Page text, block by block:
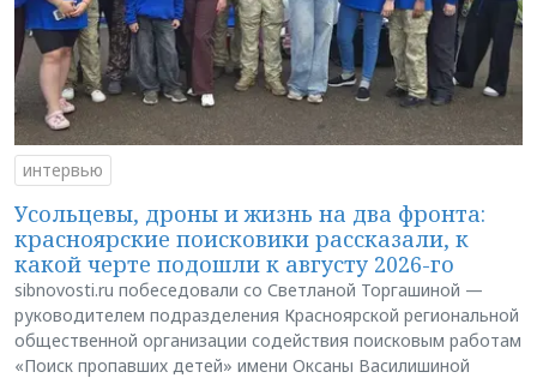
интервью
Усольцевы, дроны и жизнь на два фронта:
красноярские поисковики рассказали, к
какой черте подошли к августу 2026-го
sibnovosti.ru побеседовали со Светланой Торгашиной —
руководителем подразделения Красноярской региональной
общественной организации содействия поисковым работам
«Поиск пропавших детей» имени Оксаны Василишиной